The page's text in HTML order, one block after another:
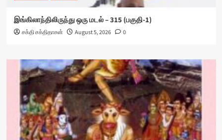
இங்கிலாந்திலிருந்து ஒரு மடல் – 315 (பகுதி-1)
சக்தி சக்திதாசன் August 5, 2026 0